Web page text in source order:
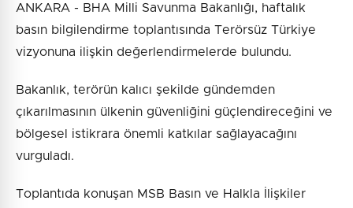
ANKARA - BHA Milli Savunma Bakanlığı, haftalık
basın bilgilendirme toplantısında Terörsüz Türkiye
vizyonuna ilişkin değerlendirmelerde bulundu.
Bakanlık, terörün kalıcı şekilde gündemden
çıkarılmasının ülkenin güvenliğini güçlendireceğini ve
bölgesel istikrara önemli katkılar sağlayacağını
vurguladı.
Toplantıda konuşan MSB Basın ve Halkla İlişkiler